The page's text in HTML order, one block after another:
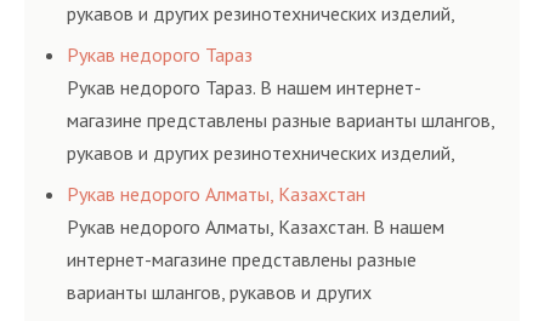
рукавов и других резинотехнических изделий,
соответствующих ГОСТам, техническим условиям
и нормативам.
Рукав недорого Тараз
Рукав недорого Тараз. В нашем интернет-
магазине представлены разные варианты шлангов,
рукавов и других резинотехнических изделий,
соответствующих ГОСТам, техническим условиям
и нормативам.
Рукав недорого Алматы, Казахстан
Рукав недорого Алматы, Казахстан. В нашем
интернет-магазине представлены разные
варианты шлангов, рукавов и других